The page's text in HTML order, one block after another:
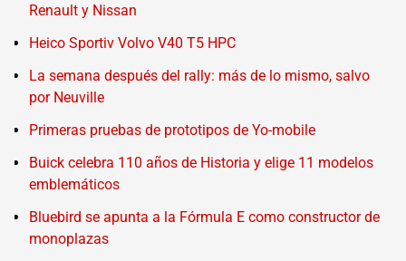
Renault y Nissan
Heico Sportiv Volvo V40 T5 HPC
La semana después del rally: más de lo mismo, salvo
por Neuville
Primeras pruebas de prototipos de Yo-mobile
Buick celebra 110 años de Historia y elige 11 modelos
emblemáticos
Bluebird se apunta a la Fórmula E como constructor de
monoplazas